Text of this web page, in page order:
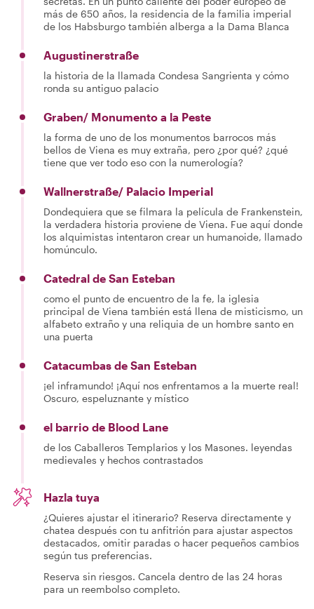
más de 650 años, la residencia de la familia imperial
de los Habsburgo también alberga a la Dama Blanca
Augustinerstraße
la historia de la llamada Condesa Sangrienta y cómo
ronda su antiguo palacio
Graben/ Monumento a la Peste
la forma de uno de los monumentos barrocos más
bellos de Viena es muy extraña, pero ¿por qué? ¿qué
tiene que ver todo eso con la numerología?
Wallnerstraße/ Palacio Imperial
Dondequiera que se filmara la película de Frankenstein,
la verdadera historia proviene de Viena. Fue aquí donde
los alquimistas intentaron crear un humanoide, llamado
homúnculo.
Catedral de San Esteban
como el punto de encuentro de la fe, la iglesia
principal de Viena también está llena de misticismo, un
alfabeto extraño y una reliquia de un hombre santo en
una puerta
Catacumbas de San Esteban
¡el inframundo! ¡Aquí nos enfrentamos a la muerte real!
Oscuro, espeluznante y místico
el barrio de Blood Lane
de los Caballeros Templarios y los Masones. leyendas
medievales y hechos contrastados
Hazla tuya
¿Quieres ajustar el itinerario? Reserva directamente y
chatea después con tu anfitrión para ajustar aspectos
destacados, omitir paradas o hacer pequeños cambios
según tus preferencias.
Reserva sin riesgos. Cancela dentro de las 24 horas
para un reembolso completo.